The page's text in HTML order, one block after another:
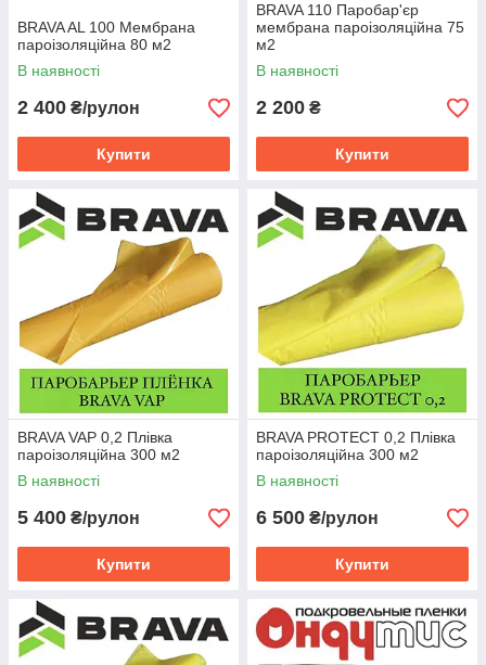
BRAVA AL 100 Мембрана
пароізоляційна 80 м2
В наявності
2 400 ₴/рулон
Купити
BRAVA 110 Паробар'єр
мембрана пароізоляційна 75
м2
В наявності
2 200 ₴
Купити
BRAVA VAP 0,2 Плівка
пароізоляційна 300 м2
В наявності
5 400 ₴/рулон
Купити
BRAVA PROTECT 0,2 Плівка
пароізоляційна 300 м2
В наявності
6 500 ₴/рулон
Купити